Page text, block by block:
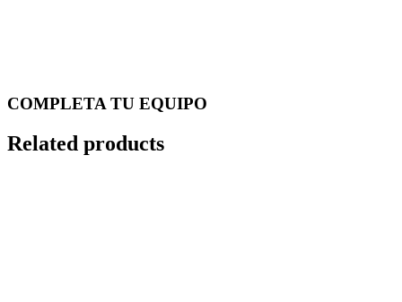
COMPLETA TU EQUIPO
Related products